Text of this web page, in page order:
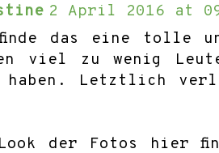
2 April 2016 at
das eine tolle
viel zu wenig
haben. Letztlich
Look der Fotos hier